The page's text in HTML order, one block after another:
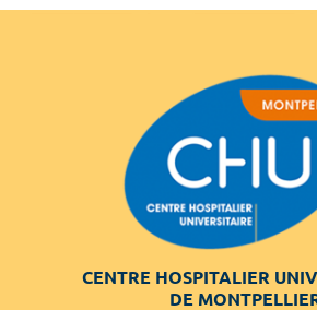
CENTRE HOSPITALIER
DE